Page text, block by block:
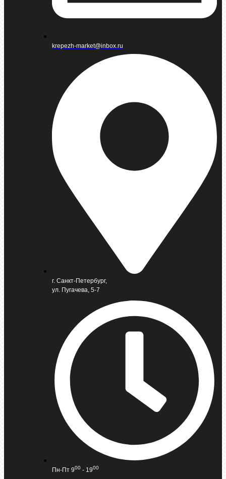
krepezh-market@inbox.ru
г. Санкт-Петербург,
ул. Пугачева, 5-7
Пн-Пт 900 - 1900